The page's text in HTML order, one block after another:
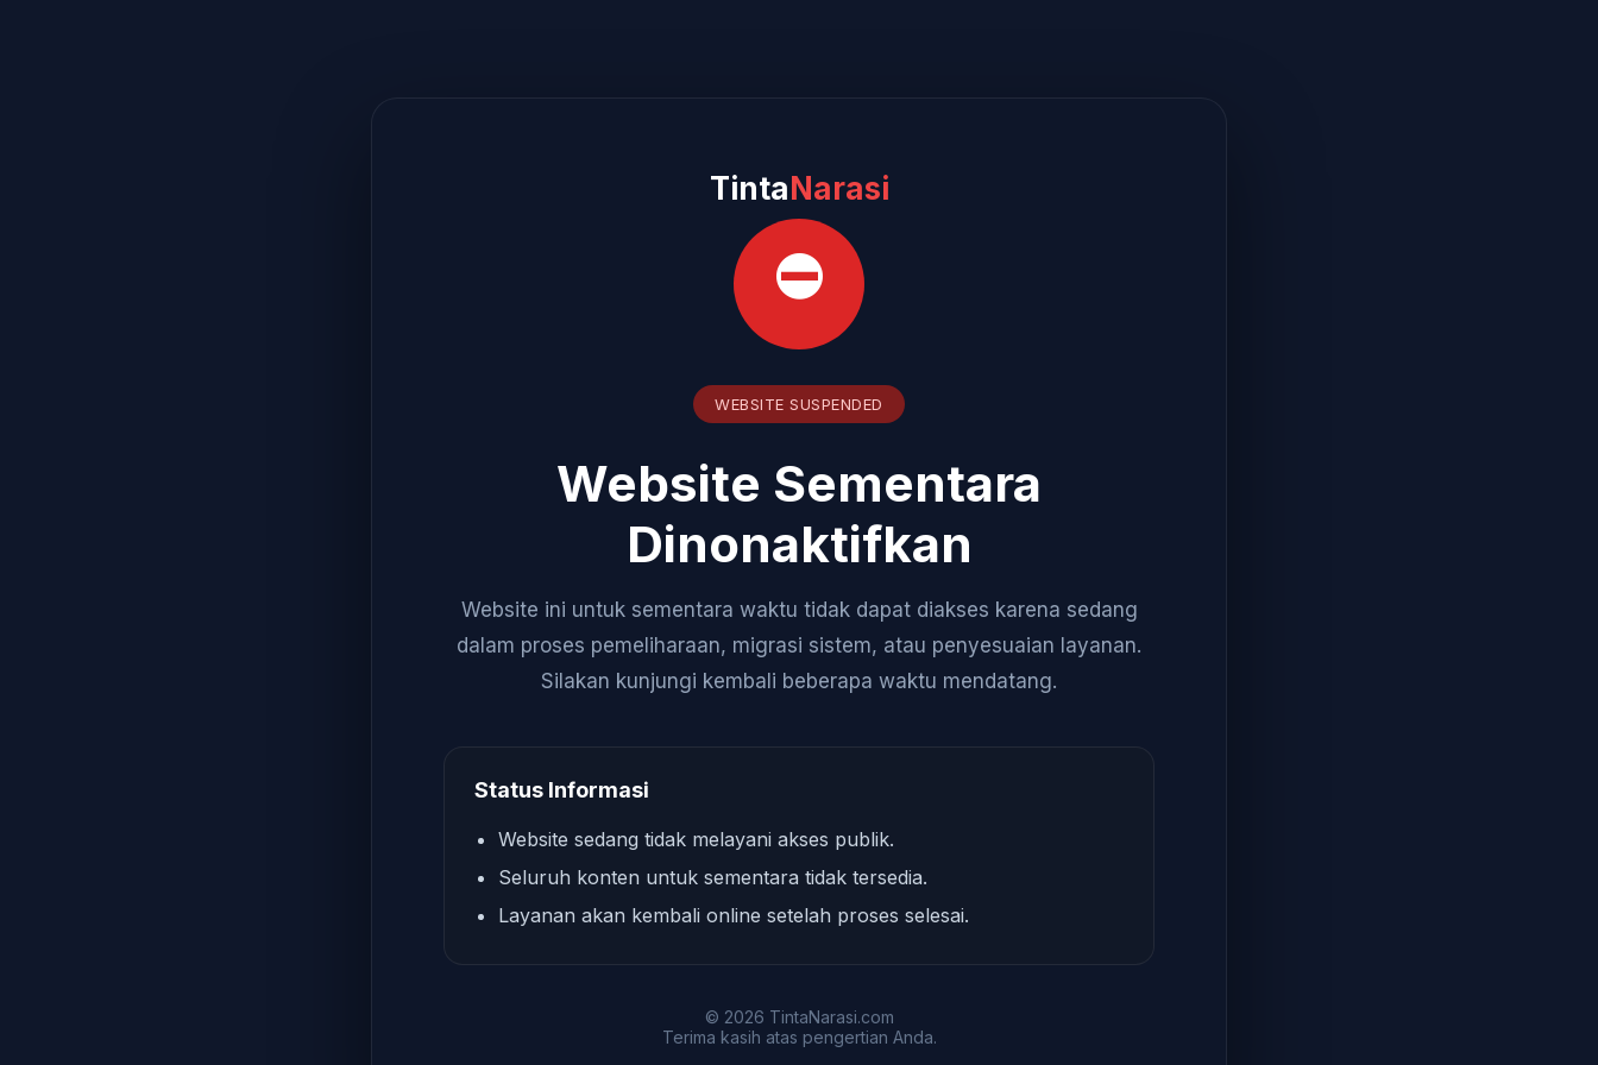
TintaNarasi
⛔
WEBSITE SUSPENDED
Website Sementara
Dinonaktifkan
Website ini untuk sementara waktu tidak dapat diakses karena sedang
dalam proses pemeliharaan, migrasi sistem, atau penyesuaian layanan.
Silakan kunjungi kembali beberapa waktu mendatang.
Status Informasi
Website sedang tidak melayani akses publik.
Seluruh konten untuk sementara tidak tersedia.
Layanan akan kembali online setelah proses selesai.
© 2026 TintaNarasi.com
Terima kasih atas pengertian Anda.